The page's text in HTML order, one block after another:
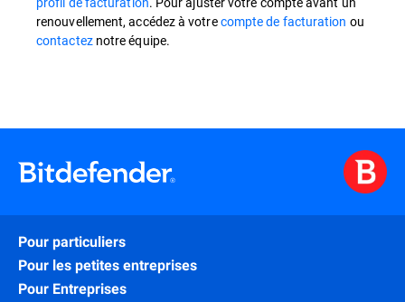
renouvellement, accédez à votrecompte de facturation ou
contacteznotre équipe.
Pour particuliers
Pour les petites entreprises
Pour Entreprises